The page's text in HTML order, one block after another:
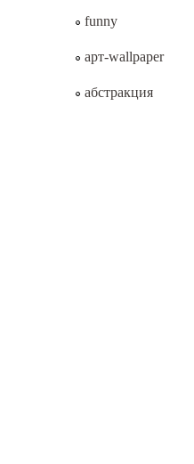
funny
арт-wallpaper
абстракция